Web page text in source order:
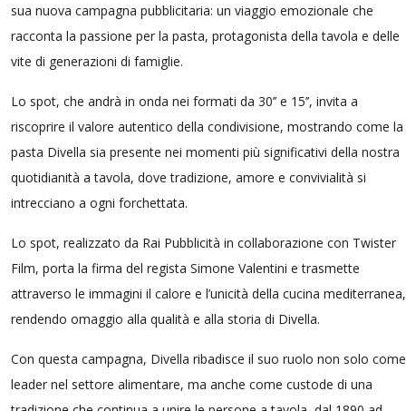
sua nuova campagna pubblicitaria: un viaggio emozionale che
racconta la passione per la pasta, protagonista della tavola e delle
vite di generazioni di famiglie.
Lo spot, che andrà in onda nei formati da 30’’ e 15’’, invita a
riscoprire il valore autentico della condivisione, mostrando come la
pasta Divella sia presente nei momenti più significativi della nostra
quotidianità a tavola, dove tradizione, amore e convivialità si
intrecciano a ogni forchettata.
Lo spot, realizzato da Rai Pubblicità in collaborazione con Twister
Film, porta la firma del regista Simone Valentini e trasmette
attraverso le immagini il calore e l’unicità della cucina mediterranea,
rendendo omaggio alla qualità e alla storia di Divella.
Con questa campagna, Divella ribadisce il suo ruolo non solo come
leader nel settore alimentare, ma anche come custode di una